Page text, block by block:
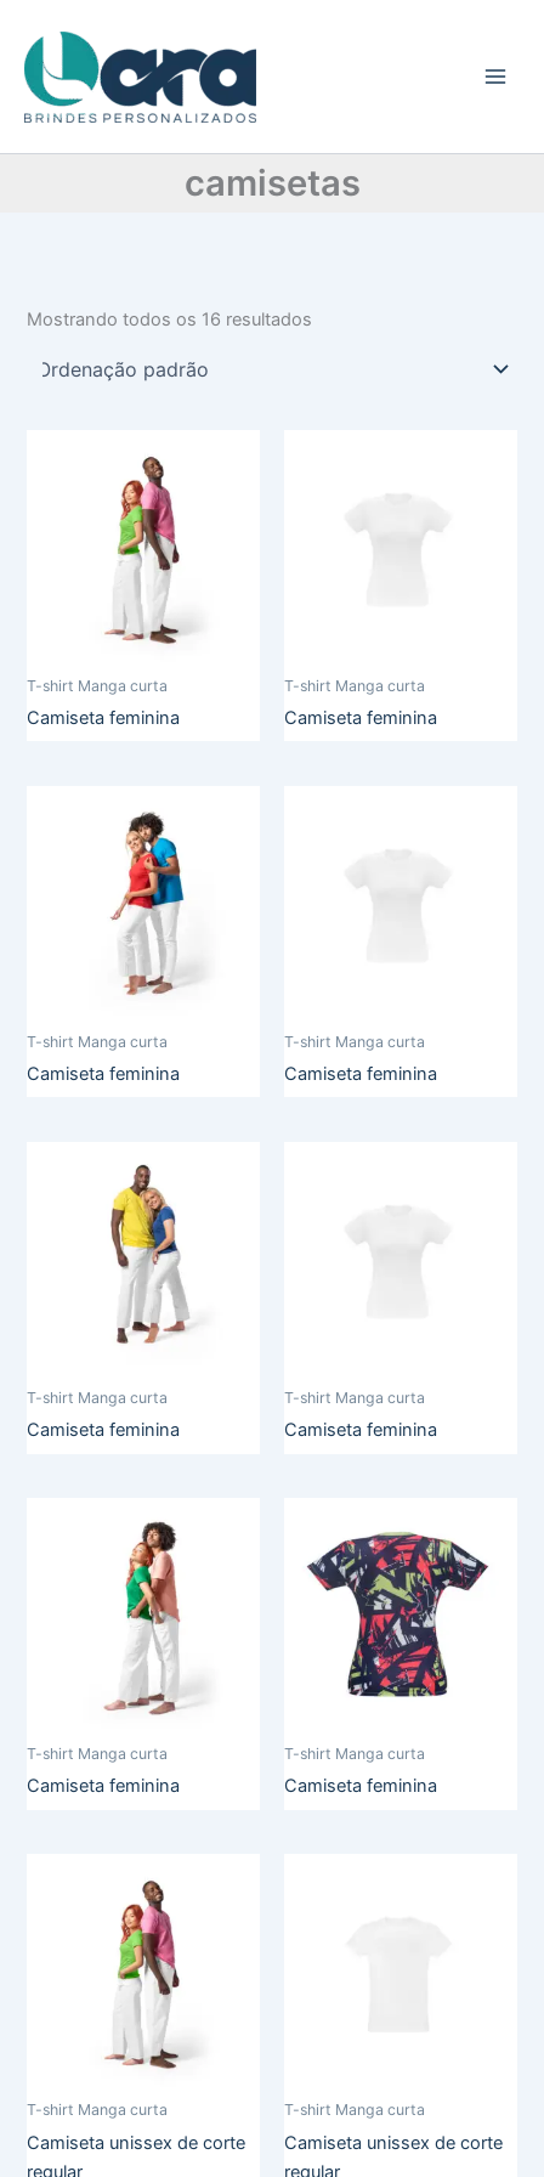
para
conteúdo
camisetas
t
e
r
Mostrando todos os 16 resultados
T-shirt Manga curta
Camiseta feminina
T-shirt Manga curta
Camiseta feminina
T-shirt Manga curta
Camiseta feminina
T-shirt Manga curta
Camiseta feminina
T-shirt Manga curta
Camiseta feminina
T-shirt Manga curta
Camiseta feminina
T-shirt Manga curta
Camiseta feminina
T-shirt Manga curta
Camiseta feminina
T-shirt Manga curta
Camiseta unissex de corte
regular
T-shirt Manga curta
Camiseta unissex de corte
regular